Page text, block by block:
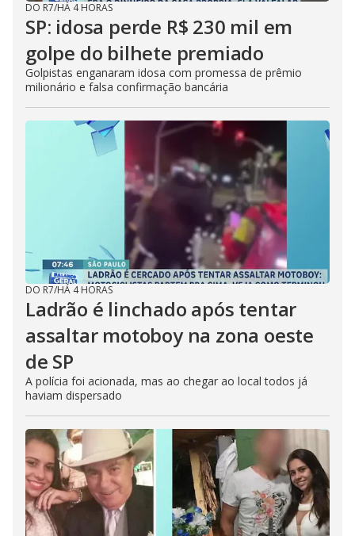
DO R7/HÁ 4 HORAS
SP: idosa perde R$ 230 mil em
golpe do bilhete premiado
Golpistas enganaram idosa com promessa de prêmio
milionário e falsa confirmação bancária
DO R7/HÁ 4 HORAS
Ladrão é linchado após tentar
assaltar motoboy na zona oeste
de SP
A polícia foi acionada, mas ao chegar ao local todos já
haviam dispersado